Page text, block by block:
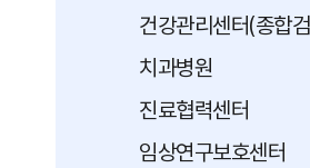
건강관리센터(종합
치과병원
진료협력센터
임상연구보호센터